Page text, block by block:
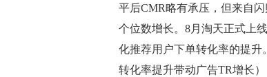
平后CMR略有承压，但来自
个位数增长。8月淘天正式上
化推荐用户下单转化率的提
转化率提升带动广告TR增长